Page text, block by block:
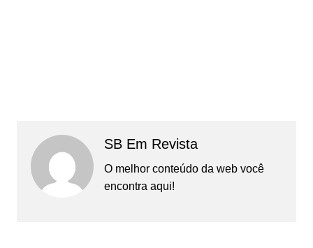
SB Em Revista
O melhor conteúdo da web você
encontra aqui!